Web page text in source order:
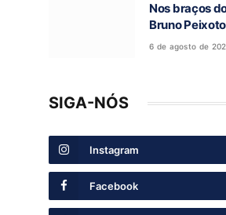
Nos braços
Bruno
candidatura a
6 de agosto de
SIGA-NÓS
Instagram
Facebook